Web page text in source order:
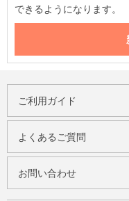
できるようになります。
ご利用ガイド
よくあるご質問
お問い合わせ